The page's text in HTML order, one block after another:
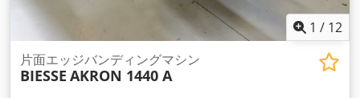
1 / 12
片面エッジバンディングマシン
BIESSE AKRON 1440 A